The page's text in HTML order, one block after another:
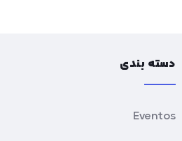
دسته بندی
Eventos